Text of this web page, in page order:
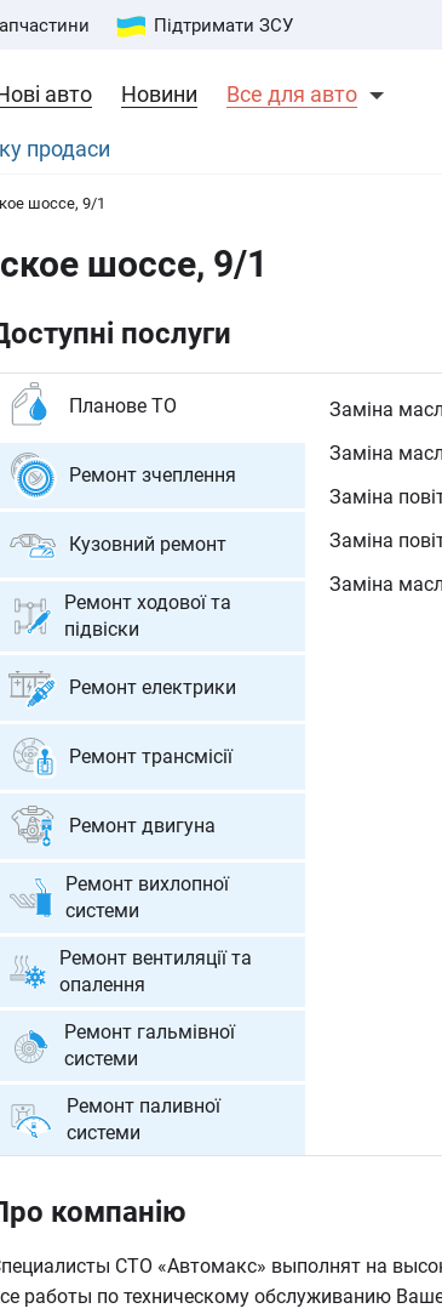
Підтримати ЗСУ
авто Новини Все для авто
продаси
шоссе, 9/1
шоссе, 9/1
послуги
Планове ТО
Заміна
Заміна
Заміна
Заміна
Заміна
Ремонт зчеплення
Кузовний ремонт
Кузовний
Ремонт ходової та
підвіски
Розвал-
Ремонт електрики
Установка
Ремонт та
Ремонт та
Ремонт трансмісії
Ремонт
Ремонт
Заміна та
Ремонт двигуна
Ремонт вихлопної
системи
Перевірка,
сажі (DPF)
Ремонт вентиляції та
опалення
Заправка
Ремонт
Ремонт гальмівної
системи
Заміна
Ремонт паливної
системи
системи:
заслінки
Заміна
компанію
СТО «Автомакс» выполнят на
работы по техническому обслуживанию